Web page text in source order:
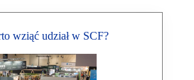
wziąć udział w SCF?